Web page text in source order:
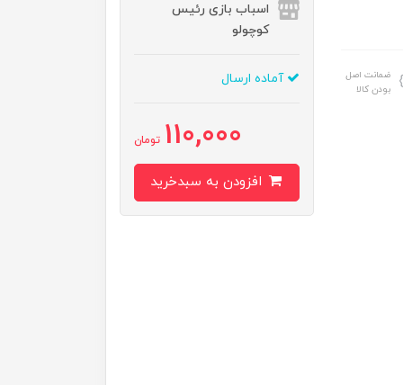
ضمانت اصل
بودن کالا
اسباب بازی رئیس
کوچولو
آماده ارسال
110,000 تومان